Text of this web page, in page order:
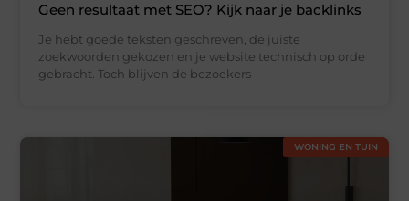
Geen resultaat met SEO? Kijk naar je backlinks
Je hebt goede teksten geschreven, de juiste
zoekwoorden gekozen en je website technisch op orde
gebracht. Toch blijven de bezoekers
WONING EN TUIN